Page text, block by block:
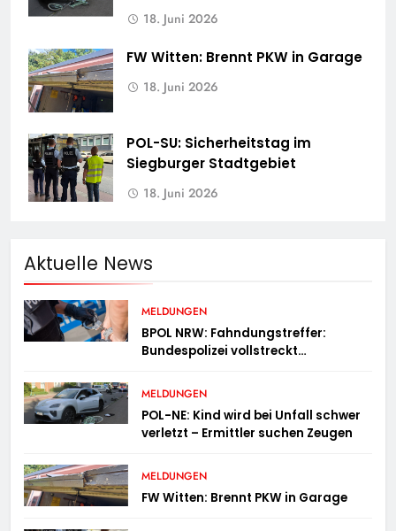
18. Juni 2026
FW Witten: Brennt PKW in Garage
18. Juni 2026
POL-SU: Sicherheitstag im
Siegburger Stadtgebiet
18. Juni 2026
Aktuelle News
MELDUNGEN
BPOL NRW: Fahndungstreffer:
Bundespolizei vollstreckt
MELDUNGEN
POL-NE: Kind wird bei Unfall schwer
verletzt – Ermittler suchen Zeugen
MELDUNGEN
FW Witten: Brennt PKW in Garage